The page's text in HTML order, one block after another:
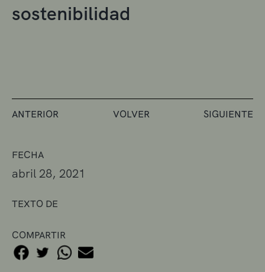
FECHA
abril 28, 2021
TEXTO DE
COMPARTIR
sostenibilidad
ANTERIOR VOLVER SIGUIENTE